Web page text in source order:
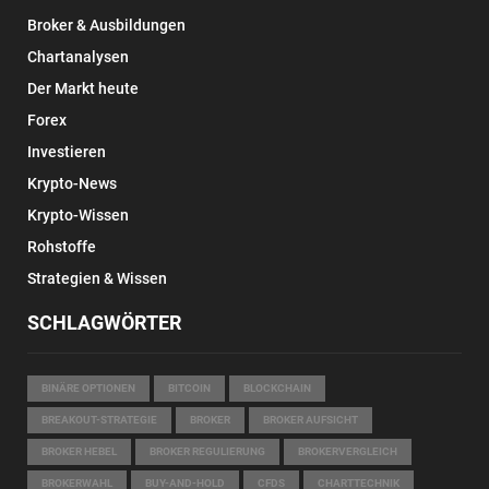
Broker & Ausbildungen
Chartanalysen
Der Markt heute
Forex
Investieren
Krypto-News
Krypto-Wissen
Rohstoffe
Strategien & Wissen
SCHLAGWÖRTER
BINÄRE OPTIONEN BITCOIN BLOCKCHAIN
BREAKOUT-STRATEGIE BROKER BROKER AUFSICHT
BROKER HEBEL BROKER REGULIERUNG BROKERVERGLEICH
BROKERWAHL BUY-AND-HOLD CFDS CHARTTECHNIK